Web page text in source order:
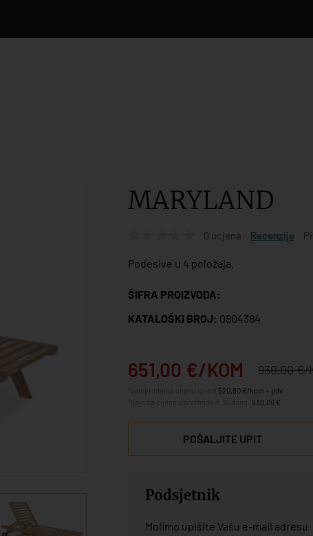
MARYLAND
0 ocjena Recenzije
Podesive u 4 položaja.
ŠIFRA PROIZVODA:
KATALOŠKI BROJ: 0804384
651,00 €/KOM 930,00 €/
520,80 €/kom + pdv
930,00 €
POŠALJITE UPIT
Podsjetnik
Molimo upišite Vašu e-mail adresu